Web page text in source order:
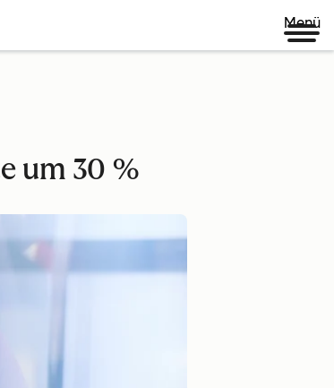
Menü
um 30 %